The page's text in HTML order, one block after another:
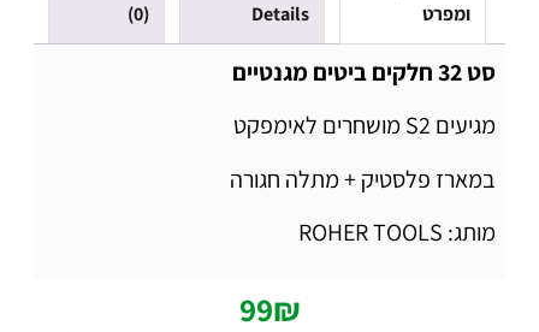
ומפרט
Details
(0)
סט 32 חלקים ביטים מגנטיים
מגיעים S2 מושחרים לאימפקט
במארז פלסטיק + מתלה חגורה
מותג: ROHER TOOLS
99₪